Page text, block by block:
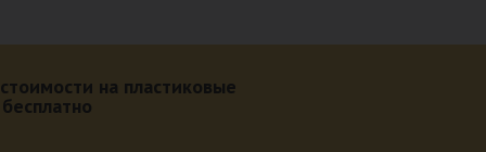
на пластиковые